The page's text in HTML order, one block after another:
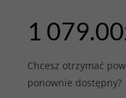
1 079.00
Chcesz otrzymać
ponownie dostępny?